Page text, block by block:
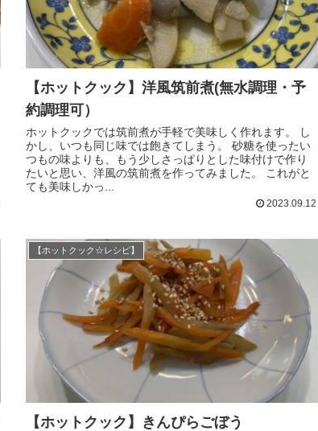
【ホットクック】洋風筑前煮(無水調理・予
約調理可）
ホットクックでは筑前煮が手軽で美味しく作れます。 し
かし、いつも同じ味では飽きてしまう。 砂糖を使ったい
つもの味よりも、もう少しさっぱりとした味付けで作り
たいと思い、洋風の筑前煮を作ってみました。 これがと
ても美味しかっ...
2023.09.12
【ホットクック☆レシピ】
【ホットクック】きんぴらごぼう